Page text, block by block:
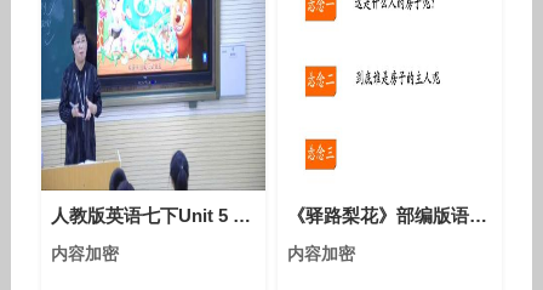
人教版英语七下Unit 5 Section B（1a-1d）教学视频实录（项阳）
内容加密
《驿路梨花》部编版语文七年级下册课堂教学视频实录-执教老师-方老师
内容加密